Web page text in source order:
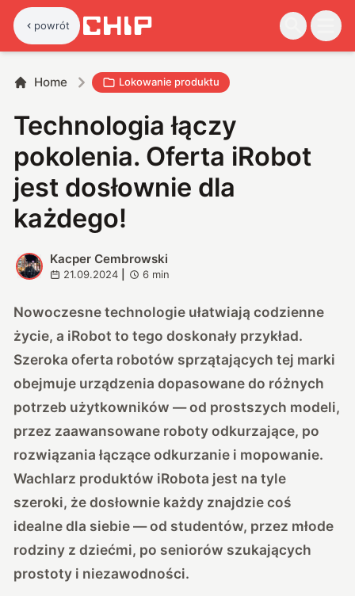
powrót
Home Lokowanie produktu
Technologia łączy
pokolenia. Oferta iRobot
jest dosłownie dla
każdego!
K
Kacper Cembrowski
21.09.2024 6 min
Nowoczesne technologie ułatwiają codzienne
życie, a iRobot to tego doskonały przykład.
Szeroka oferta robotów sprzątających tej marki
obejmuje urządzenia dopasowane do różnych
potrzeb użytkowników — od prostszych modeli,
przez zaawansowane roboty odkurzające, po
rozwiązania łączące odkurzanie i mopowanie.
Wachlarz produktów iRobota jest na tyle
szeroki, że dosłownie każdy znajdzie coś
idealne dla siebie — od studentów, przez młode
rodziny z dziećmi, po seniorów szukających
prostoty i niezawodności.